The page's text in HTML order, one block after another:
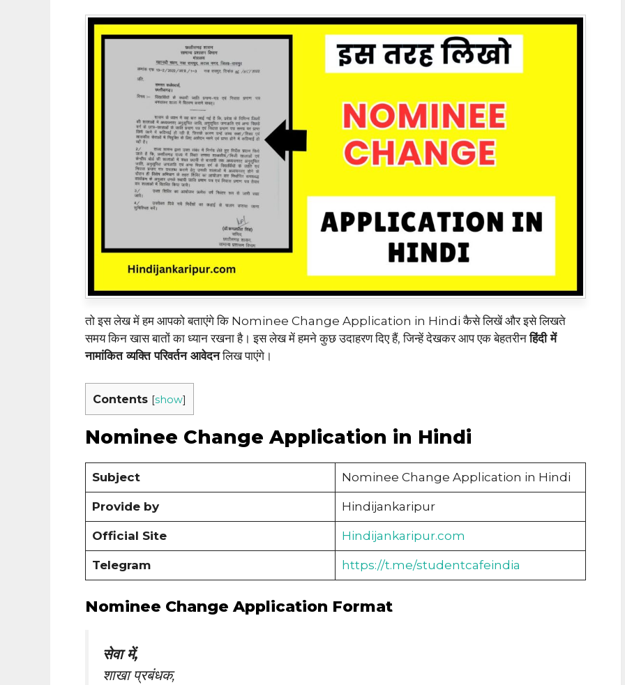
तो इस लेख में हम आपको बताएंगे कि Nominee Change Application in Hindi कैसे लिखें और इसे लिखते
समय किन खास बातों का ध्यान रखना है। इस लेख में हमने कुछ उदाहरण दिए हैं, जिन्हें देखकर आप एक बेहतरीनहिंदी में
नामांकित व्यक्ति परिवर्तन आवेदनलिख पाएंगे।
Contents [show]
Nominee Change Application in Hindi
Subject Nominee Change Application in Hindi
Provide by Hindijankaripur
Official Site Hindijankaripur.com
Telegram https://t.me/studentcafeindia
Nominee Change Application Format
सेवा में,
शाखा प्रबंधक,